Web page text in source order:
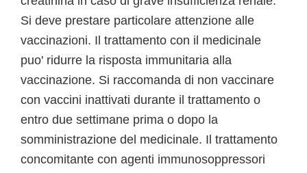
Si deve prestare particolare attenzione alle
vaccinazioni. Il trattamento con il medicinale
puo' ridurre la risposta immunitaria alla
vaccinazione. Si raccomanda di non vaccinare
con vaccini inattivati durante il trattamento o
entro due settimane prima o dopo la
somministrazione del medicinale. Il trattamento
concomitante con agenti immunosoppressori